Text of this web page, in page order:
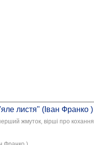
листя" (Іван Франко )
жмуток, вірші про